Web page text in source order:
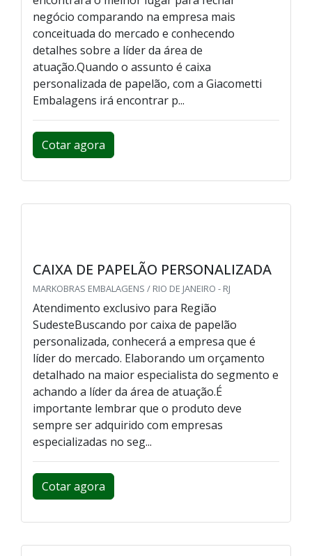
negócio comparando na empresa mais
conceituada do mercado e conhecendo
detalhes sobre a líder da área de
atuação.Quando o assunto é caixa
personalizada de papelão, com a Giacometti
Embalagens irá encontrar p...
Cotar agora
CAIXA DE PAPELÃO PERSONALIZADA
MARKOBRAS EMBALAGENS / RIO DE JANEIRO - RJ
Atendimento exclusivo para Região
SudesteBuscando por caixa de papelão
personalizada, conhecerá a empresa que é
líder do mercado. Elaborando um orçamento
detalhado na maior especialista do segmento e
achando a líder da área de atuação.É
importante lembrar que o produto deve
sempre ser adquirido com empresas
especializadas no seg...
Cotar agora